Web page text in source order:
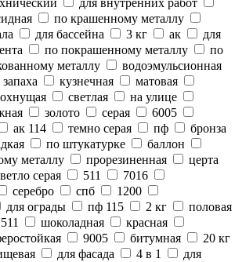
для внутренних работ
по крашенному металлу
для бассейна 3 кг ак
для
по покрашенному металлу
по
металлу
водоэмульсионная
запаха кузнечная
матовая
светлая
на улице
золото серая
6005
ак 114 темно серая пф
бронза
по штукатурке
баллон
металлу прорезиненная
церта
серая 511
7016
серебро спб
1200
для ограды пф 115 2 кг
половая
шоколадная
красная
9005 битумная
20 кг
для фасада 4 в 1
для